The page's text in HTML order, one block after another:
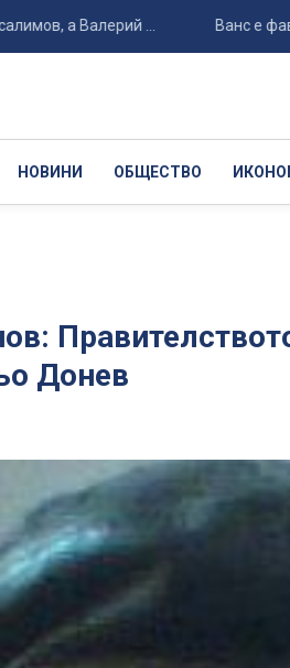
Валерий ... Ванс е фаворитът
НОВИНИ ОБЩЕСТВО
Донев